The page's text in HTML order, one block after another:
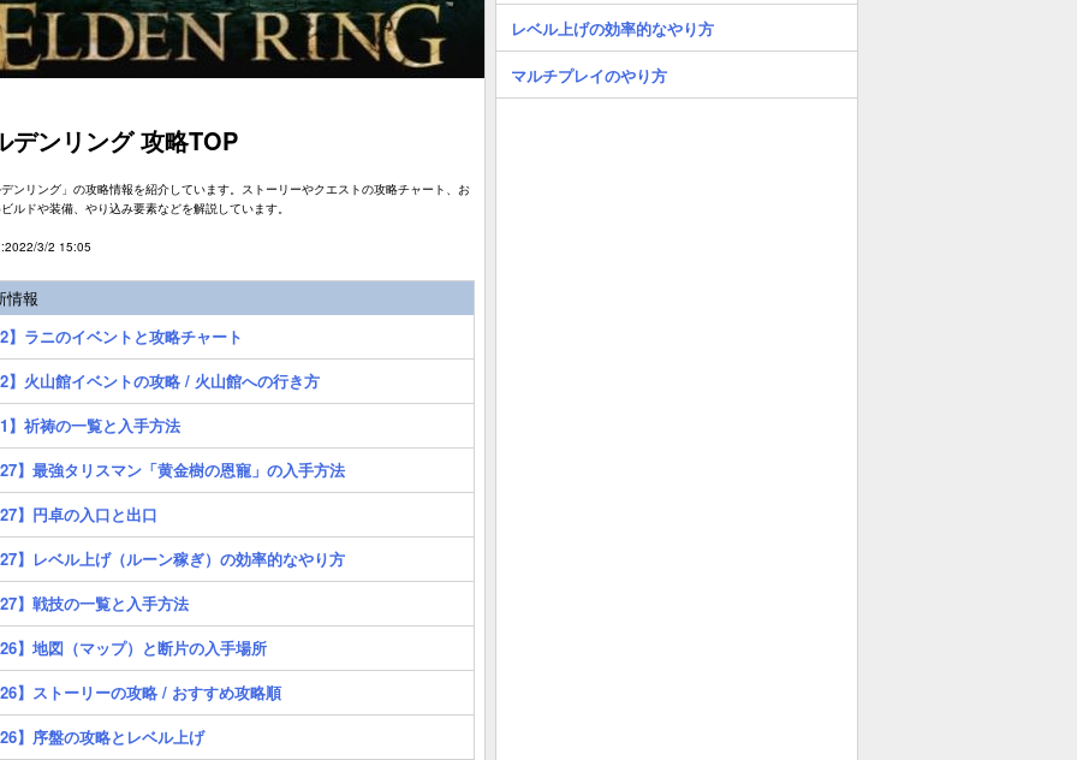
デンリング 攻略TOP
ンリング」の攻略情報を紹介しています。ストーリーやクエストの攻略チャート、お
ルドや装備、やり込み要素などを解説しています。
3/2 15:05
情報
】ラニのイベントと攻略チャート
】火山館イベントの攻略 / 火山館への行き方
】祈祷の一覧と入手方法
】最強タリスマン「黄金樹の恩寵」の入手方法
】円卓の入口と出口
】レベル上げ（ルーン稼ぎ）の効率的なやり方
】戦技の一覧と入手方法
】地図（マップ）と断片の入手場所
】ストーリーの攻略 / おすすめ攻略順
】序盤の攻略とレベル上げ
レベル上げの効率的なやり方
マルチプレイのやり方